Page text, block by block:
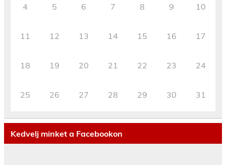
4 5 6 7 8 9 10
11 12 13 14 15 16 17
18 19 20 21 22 23 24
25 26 27 28 29 30 31
Kedvelj minket a Facebookon